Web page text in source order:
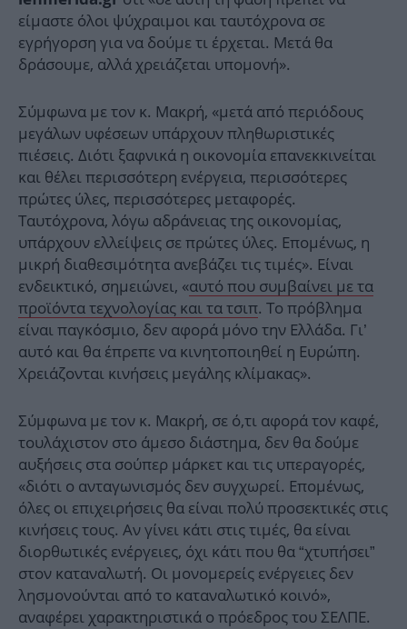
είμαστε όλοι ψύχραιμοι και ταυτόχρονα σε
εγρήγορση για να δούμε τι έρχεται. Μετά θα
δράσουμε, αλλά χρειάζεται υπομονή».
Σύμφωνα με τον κ. Μακρή, «μετά από περιόδους
μεγάλων υφέσεων υπάρχουν πληθωριστικές
πιέσεις. Διότι ξαφνικά η οικονομία επανεκκινείται
και θέλει περισσότερη ενέργεια, περισσότερες
πρώτες ύλες, περισσότερες μεταφορές.
Ταυτόχρονα, λόγω αδράνειας της οικονομίας,
υπάρχουν ελλείψεις σε πρώτες ύλες. Επομένως, η
μικρή διαθεσιμότητα ανεβάζει τις τιμές». Είναι
ενδεικτικό, σημειώνει, «αυτό που συμβαίνει με τα
προϊόντα τεχνολογίας και τα τσιπ. Το πρόβλημα
είναι παγκόσμιο, δεν αφορά μόνο την Ελλάδα. Γι’
αυτό και θα έπρεπε να κινητοποιηθεί η Ευρώπη.
Χρειάζονται κινήσεις μεγάλης κλίμακας».
Σύμφωνα με τον κ. Μακρή, σε ό,τι αφορά τον καφέ,
τουλάχιστον στο άμεσο διάστημα, δεν θα δούμε
αυξήσεις στα σούπερ μάρκετ και τις υπεραγορές,
«διότι ο ανταγωνισμός δεν συγχωρεί. Επομένως,
όλες οι επιχειρήσεις θα είναι πολύ προσεκτικές στις
κινήσεις τους. Αν γίνει κάτι στις τιμές, θα είναι
διορθωτικές ενέργειες, όχι κάτι που θα “χτυπήσει”
στον καταναλωτή. Οι μονομερείς ενέργειες δεν
λησμονούνται από το καταναλωτικό κοινό»,
αναφέρει χαρακτηριστικά ο πρόεδρος του ΣΕΛΠΕ.